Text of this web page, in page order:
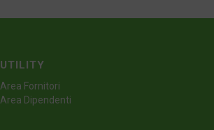
UTILITY
Area Fornitori
Area Dipendenti